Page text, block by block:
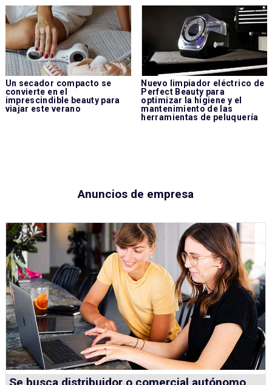
Un secador compacto se
convierte en el
imprescindible beauty para
viajar este verano
Nuevo limpiador eléctrico de
Perfect Beauty para
optimizar la higiene y el
mantenimiento de las
herramientas de peluquería
Anuncios de empresa
Se busca distribuidor o comercial autónomo